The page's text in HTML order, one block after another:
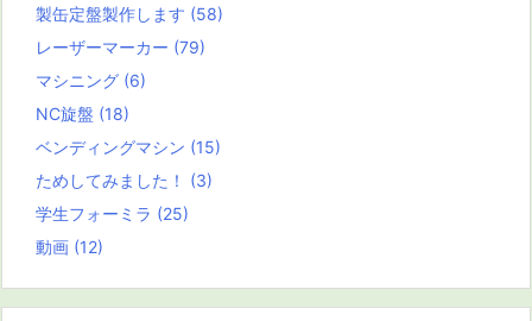
製缶定盤製作します (58)
レーザーマーカー (79)
マシニング (6)
NC旋盤 (18)
ベンディングマシン (15)
ためしてみました！ (3)
学生フォーミラ (25)
動画 (12)